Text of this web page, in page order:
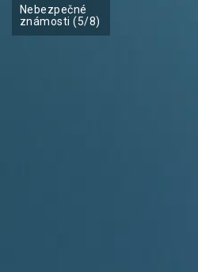
Nebezpečné
známosti (5/8)